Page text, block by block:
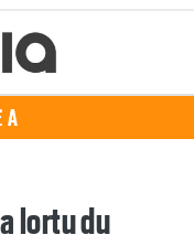
lortu du